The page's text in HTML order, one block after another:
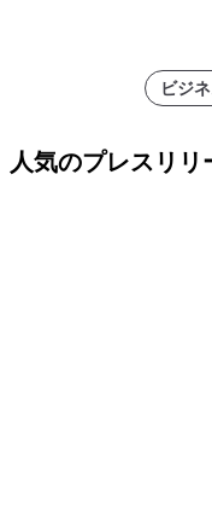
ビジ
人気のプレスリリ